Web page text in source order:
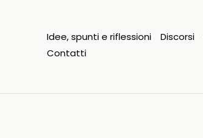
Idee, spunti e riflessioni Discorsi
Contatti